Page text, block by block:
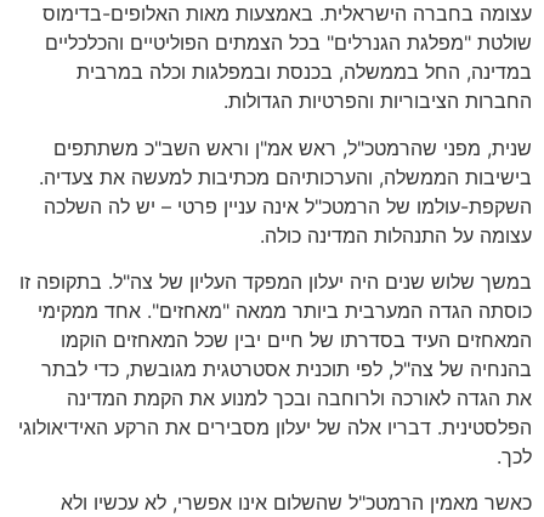
עצומה בחברה הישראלית. באמצעות מאות האלופים-בדימוס
שולטת "מפלגת הגנרלים" בכל הצמתים הפוליטיים והכלכליים
במדינה, החל בממשלה, בכנסת ובמפלגות וכלה במרבית
החברות הציבוריות והפרטיות הגדולות.
שנית, מפני שהרמטכ"ל, ראש אמ"ן וראש השב"כ משתתפים
בישיבות הממשלה, והערכותיהם מכתיבות למעשה את צעדיה.
השקפת-עולמו של הרמטכ"ל אינה עניין פרטי – יש לה השלכה
עצומה על התנהלות המדינה כולה.
במשך שלוש שנים היה יעלון המפקד העליון של צה"ל. בתקופה זו
כוסתה הגדה המערבית ביותר ממאה "מאחזים". אחד ממקימי
המאחזים העיד בסדרתו של חיים יבין שכל המאחזים הוקמו
בהנחיה של צה"ל, לפי תוכנית אסטרטגית מגובשת, כדי לבתר
את הגדה לאורכה ולרוחבה ובכך למנוע את הקמת המדינה
הפלסטינית. דבריו אלה של יעלון מסבירים את הרקע האידיאולוגי
לכך.
כאשר מאמין הרמטכ"ל שהשלום אינו אפשרי, לא עכשיו ולא